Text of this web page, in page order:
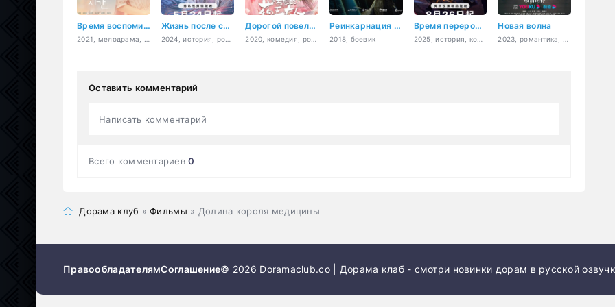
Время воспоминаний Жизнь после смерти Дорогой повелитель медицины Реинкарнация Короля Обезьян
2018, боевик
Время переродиться Новая волна
Оставить комментарий
Написать комментарий
Всего комментариев0
Дорама клуб »Фильмы » Долина короля медицины
ПравообладателямСоглашение© 2026 Doramaclub.co | Дорама клаб - смотри новинки дорам в русской